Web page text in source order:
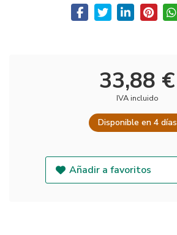
33,88 €
IVA incluido
Disponible en 4 días
Añadir a favoritos